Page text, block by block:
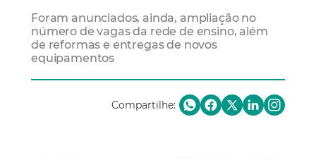
Foram anunciados, ainda, ampliação no
número de vagas da rede de ensino, além
de reformas e entregas de novos
equipamentos
Compartilhe: